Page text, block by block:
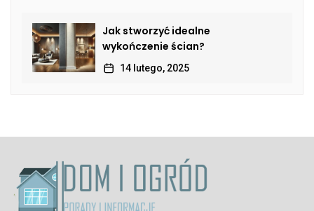
Jak stworzyć idealne
wykończenie ścian?
14 lutego, 2025